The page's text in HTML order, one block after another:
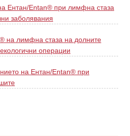
Ентан/Entan® при лимфна стаза
заболявания
на лимфна стаза на долните
операции
на Ентан/Entan® при